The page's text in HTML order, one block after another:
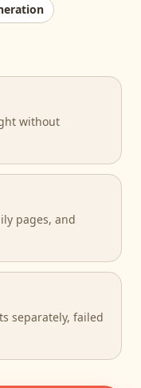
without
pages, and
separately, failed